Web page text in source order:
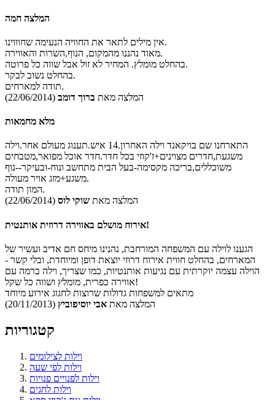
המלצה חמה
אין מילים לתאר את החוויה הנעימה שחוווינו.
מאוד נהננו מהמקום, הנוף,השרות והאווירה.
בהחלט מומלץ. המחיר לא זול אבל שווה כל פרוטה.
בהחלט נשוב לבקר.
תודה למארחים.
המלצה מאת ברוך דומב (22/06/2014)
מלא מחמאות
התארחנו שם בויקאנד וילה האחרון.14 איש.תענוג מעולם אחר.וילה
משגעת,חדרים מצוינים+ז'קוזי בכל חדר.חדר אוכל מפואר,מטבחים
משוכללים,בריכה מקסימה-בעל הבית מתחשב ונוח-ובעיקר--נוף
משגע+מזג אויר מעולה.
המון תודה.
המלצה מאת שוקי לוס (22/06/2014)
אירוח מושלם באווירה דרוזית אותנטית!
הגענו לוילה עם המשפחה המורחבת, נהנינו מיחס חם אדיב ועשיר של
המארחים, בהחלט חווית אירוח דרוזי יוצאת דופן ומיוחדת, ובלי קשר -
הוילה עצמה יוקרתית עם נגיעות אותנטיות, כמו שצריך, וילה ברמה עם
אווירה כפרית, מומלץ ושווה כל שקל!
מתאים למשפחות גדולות שרוצות לחגוג אירוע מיוחד
המלצה מאת אבי יוסיפוביץ (20/11/2013)
קטגוריות
וילות לצילומים
וילות לפי שעה
וילות לפנויים פנויות
וילות לחגים